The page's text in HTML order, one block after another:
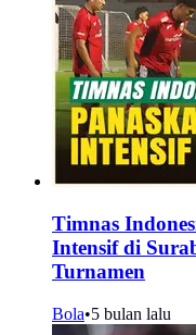
Timnas
Intensif di
Turnamen
Bola•5 bulan lalu